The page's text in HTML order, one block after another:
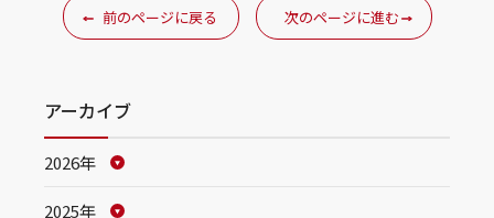
前のページに戻る 次のページに進む
アーカイブ
2026年
2025年